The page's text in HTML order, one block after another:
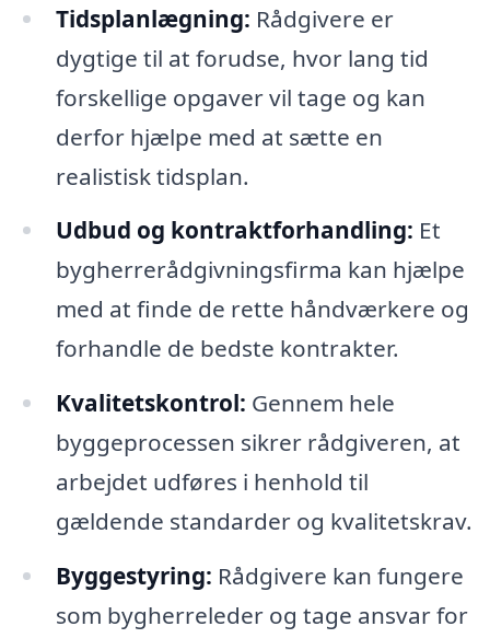
Tidsplanlægning: Rådgivere er
dygtige til at forudse, hvor lang tid
forskellige opgaver vil tage og kan
derfor hjælpe med at sætte en
realistisk tidsplan.
Udbud og kontraktforhandling: Et
bygherrerådgivningsfirma kan hjælpe
med at finde de rette håndværkere og
forhandle de bedste kontrakter.
Kvalitetskontrol: Gennem hele
byggeprocessen sikrer rådgiveren, at
arbejdet udføres i henhold til
gældende standarder og kvalitetskrav.
Byggestyring: Rådgivere kan fungere
som bygherreleder og tage ansvar for